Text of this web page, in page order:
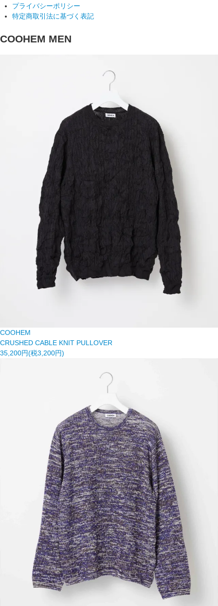
プライバシーポリシー
特定商取引法に基づく表記
COOHEM MEN
COOHEM
CRUSHED CABLE KNIT PULLOVER
35,200円(税3,200円)